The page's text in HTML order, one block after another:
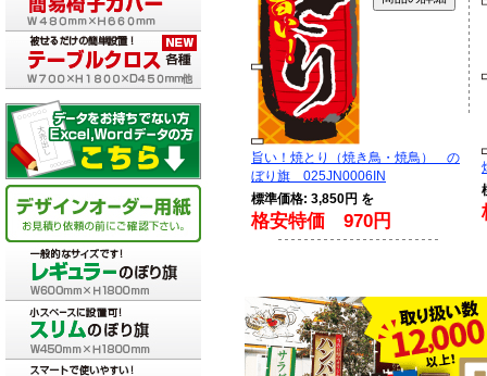
旨い！焼とり（焼き鳥・焼鳥） の
ぼり旗 025JN0006IN
標準価格: 3,850円 を
格安特価 970円